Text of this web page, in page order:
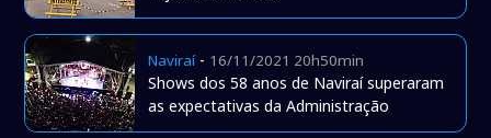
Naviraí- 16/11/2021 20h50min
Shows dos 58 anos de Naviraí superaram
as expectativas da Administração